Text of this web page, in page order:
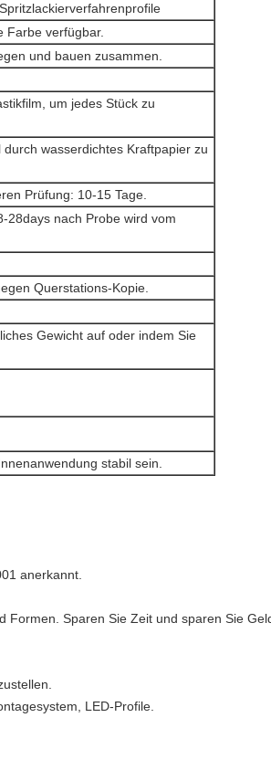
Farbe verfügbar.
und bauen zusammen.
um jedes Stück zu
wasserdichtes Kraftpapier zu
Prüfung: 10-15 Tage.
28days nach Probe wird vom
Querstations-Kopie.
Gewicht auf oder indem Sie
stabil sein.
anerkannt.
Formen. Sparen Sie Zeit und sparen Sie
LED-Profile.